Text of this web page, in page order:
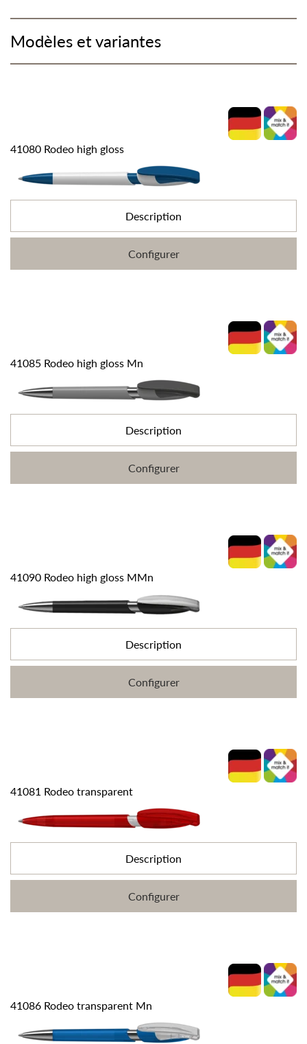
Modèles et variantes
41080 Rodeo high gloss
Description
Configurer
41085 Rodeo high gloss Mn
Description
Configurer
41090 Rodeo high gloss MMn
Description
Configurer
41081 Rodeo transparent
Description
Configurer
41086 Rodeo transparent Mn